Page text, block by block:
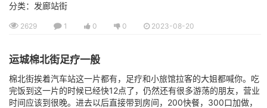
分类：发廊站街
2629 1 0 0 2023-08-20
运城棉北街足疗一般
棉北街挨着汽车站这一片都有，足疗和小旅馆拉客的大姐都喊你。吃
完饭到这一片的时候已经快12点了，仍然还有很多游荡的朋友，营业
时间应该到很晚。进去以后直接带到房间，200快餐，300口加做，